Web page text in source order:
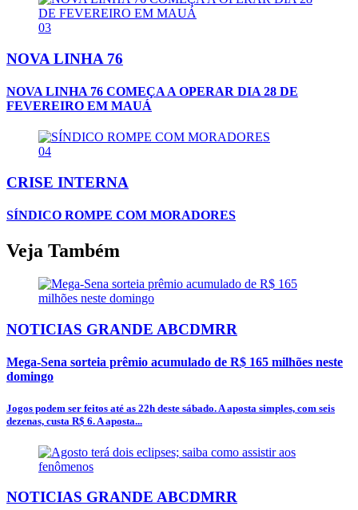
03
NOVA LINHA 76
NOVA LINHA 76 COMEÇA A OPERAR DIA 28 DE
FEVEREIRO EM MAUÁ
04
CRISE INTERNA
SÍNDICO ROMPE COM MORADORES
Veja Também
NOTICIAS GRANDE ABCDMRR
Mega-Sena sorteia prêmio acumulado de R$ 165 milhões neste
domingo
Jogos podem ser feitos até as 22h deste sábado. A aposta simples, com seis
dezenas, custa R$ 6. A aposta...
NOTICIAS GRANDE ABCDMRR